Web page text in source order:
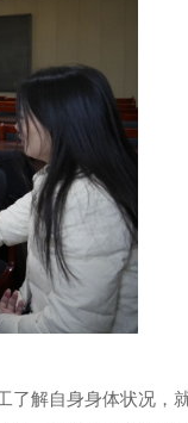
了解自身身体状况，